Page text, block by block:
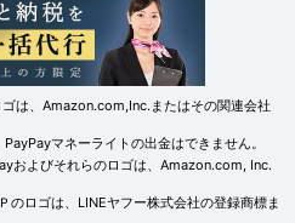
は、Amazon.com,Inc.またはその関連会社
マネーライトの出金はできません。
およびそれらのロゴは、Amazon.com, Inc.
のロゴは、LINEヤフー株式会社の登録商標ま